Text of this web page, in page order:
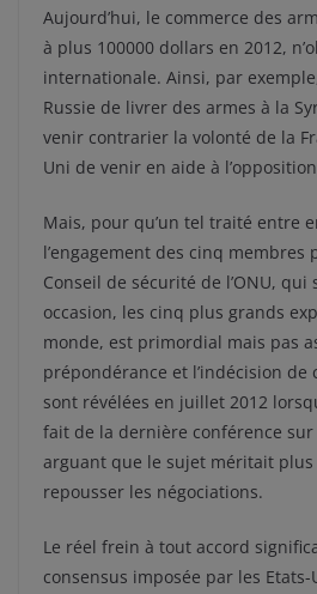
Aujourd’hui, le commerce des
à plus 100000 dollars en 2012,
internationale. Ainsi, par
Russie de livrer des armes à la
venir contrarier la volonté de la
Uni de venir en aide à
Mais, pour qu’un tel traité entre
l’engagement des cinq membres
Conseil de sécurité de l’ONU,
occasion, les cinq plus grands
monde, est primordial mais pas
prépondérance et l’indécision de
sont révélées en juillet 2012
fait de la dernière conférence sur
arguant que le sujet méritait
repousser les négociations.
Le réel frein à tout accord
consensus imposée par les